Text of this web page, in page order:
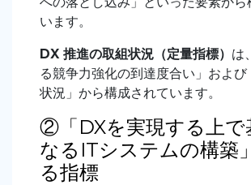
います。
DX 推進の取組状況（定量指標） は
る競争力強化の到達度合い」およ
状況」から構成されています。
②「DXを実現する上で
なるITシステムの構築
る指標